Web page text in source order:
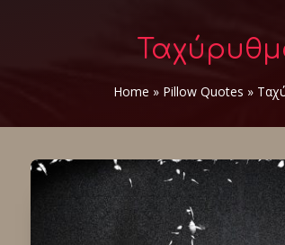
Home » Pillow Quotes »